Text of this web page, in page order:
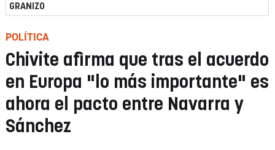
GRANIZO
POLÍTICA
Chivite afirma que tras el acuerdo
en Europa "lo más importante" es
ahora el pacto entre Navarra y
Sánchez